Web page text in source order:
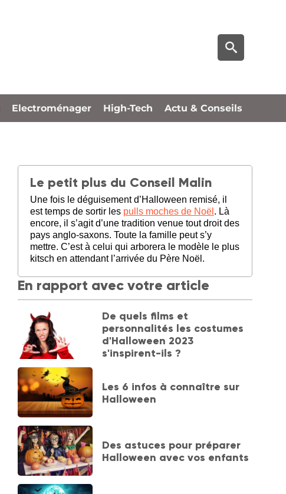
Electroménager High-Tech Actu & Conseils
Le petit plus du Conseil Malin
Une fois le déguisement d’Halloween remisé, il
est temps de sortir les pulls moches de Noël . Là
encore, il s’agit d’une tradition venue tout droit des
pays anglo-saxons. Toute la famille peut s’y
mettre. C’est à celui qui arborera le modèle le plus
kitsch en attendant l’arrivée du Père Noël.
En rapport avec votre article
De quels films et
personnalités les costumes
d'Halloween 2023
s'inspirent-ils ?
Les 6 infos à connaître sur
Halloween
Des astuces pour préparer
Halloween avec vos enfants